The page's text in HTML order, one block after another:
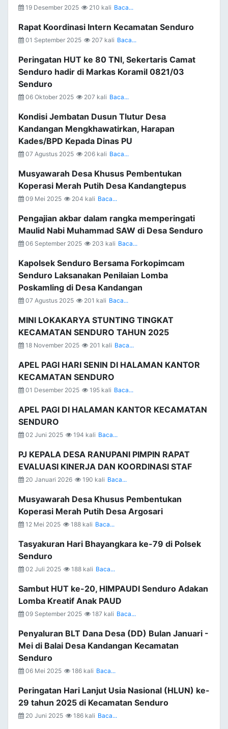
19 Desember 2025 210 kali Baca...
Rapat Koordinasi Intern Kecamatan Senduro
01 September 2025 207 kali Baca...
Peringatan HUT ke 80 TNI, Sekertaris Camat
Senduro hadir di Markas Koramil 0821/03
Senduro
06 Oktober 2025 207 kali Baca...
Kondisi Jembatan Dusun Tlutur Desa
Kandangan Mengkhawatirkan, Harapan
Kades/BPD Kepada Dinas PU
07 Agustus 2025 206 kali Baca...
Musyawarah Desa Khusus Pembentukan
Koperasi Merah Putih Desa Kandangtepus
09 Mei 2025 204 kali Baca...
Pengajian akbar dalam rangka memperingati
Maulid Nabi Muhammad SAW di Desa Senduro
06 September 2025 203 kali Baca...
Kapolsek Senduro Bersama Forkopimcam
Senduro Laksanakan Penilaian Lomba
Poskamling di Desa Kandangan
07 Agustus 2025 201 kali Baca...
MINI LOKAKARYA STUNTING TINGKAT
KECAMATAN SENDURO TAHUN 2025
18 November 2025 201 kali Baca...
APEL PAGI HARI SENIN DI HALAMAN KANTOR
KECAMATAN SENDURO
01 Desember 2025 195 kali Baca...
APEL PAGI DI HALAMAN KANTOR KECAMATAN
SENDURO
02 Juni 2025 194 kali Baca...
PJ KEPALA DESA RANUPANI PIMPIN RAPAT
EVALUASI KINERJA DAN KOORDINASI STAF
20 Januari 2026 190 kali Baca...
Musyawarah Desa Khusus Pembentukan
Koperasi Merah Putih Desa Argosari
12 Mei 2025 188 kali Baca...
Tasyakuran Hari Bhayangkara ke-79 di Polsek
Senduro
02 Juli 2025 188 kali Baca...
Sambut HUT ke-20, HIMPAUDI Senduro Adakan
Lomba Kreatif Anak PAUD
09 September 2025 187 kali Baca...
Penyaluran BLT Dana Desa (DD) Bulan Januari -
Mei di Balai Desa Kandangan Kecamatan
Senduro
06 Mei 2025 186 kali Baca...
Peringatan Hari Lanjut Usia Nasional (HLUN) ke-
29 tahun 2025 di Kecamatan Senduro
20 Juni 2025 186 kali Baca...